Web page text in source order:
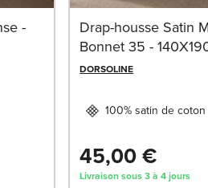
-
Drap-housse Satin
Bonnet 35 -
DORSOLINE
100% satin de coton
45,00 €
Livraison sous 3 à 4 jours